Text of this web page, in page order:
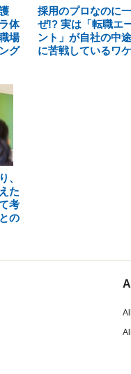
体
場
グ
採用のプロなのに
ぜ!? 実は「転職エ
ント」が自社の中
に苦戦しているワ
、
た
考
の